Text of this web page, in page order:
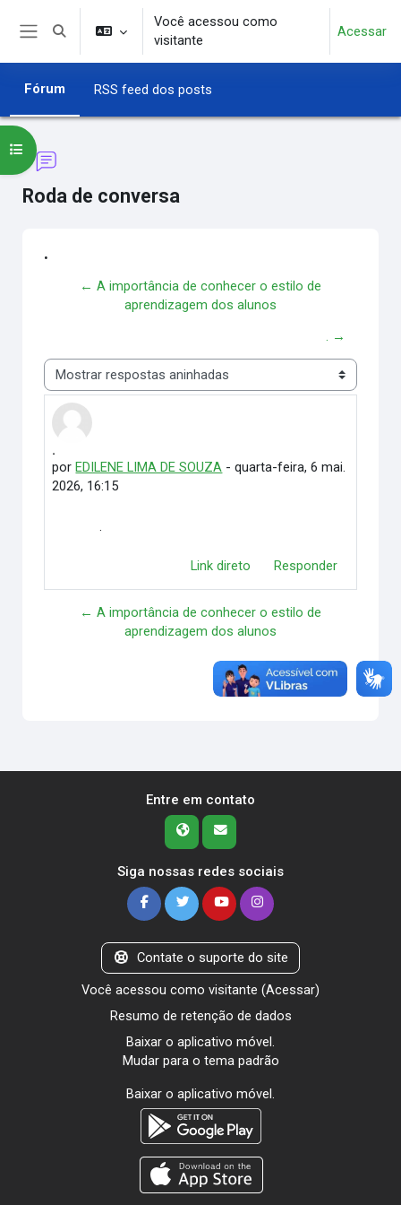
Ir para o conteúdo principal
Alternar entrada de pesquisa
Você acessou como
visitante
Acessar
Fórum RSS feed dos posts
Roda de conversa
Abrir índice do curso
.
← A importância de conhecer o estilo de
aprendizagem dos alunos
. →
Modo de visualização
.
por EDILENE LIMA DE SOUZA -quarta-feira, 6 mai.
2026, 16:15
Número de respostas: 0
.
Link direto Responder
← A importância de conhecer o estilo de
aprendizagem dos alunos
. →
Entre em contato
Siga nossas redes sociais
Contate o suporte do site
Você acessou como visitante (Acessar)
Resumo de retenção de dados
Baixar o aplicativo móvel.
Mudar para o tema padrão
Baixar o aplicativo móvel.